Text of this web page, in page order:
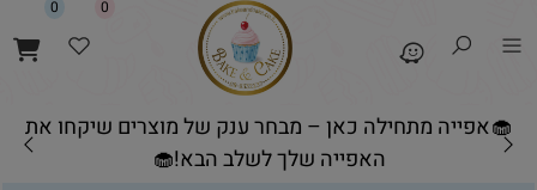
🧁אפייה מתחילה כאן – מבחר ענק של מוצרים שיקחו את
האפייה שלך לשלב הבא!🧁
0 0